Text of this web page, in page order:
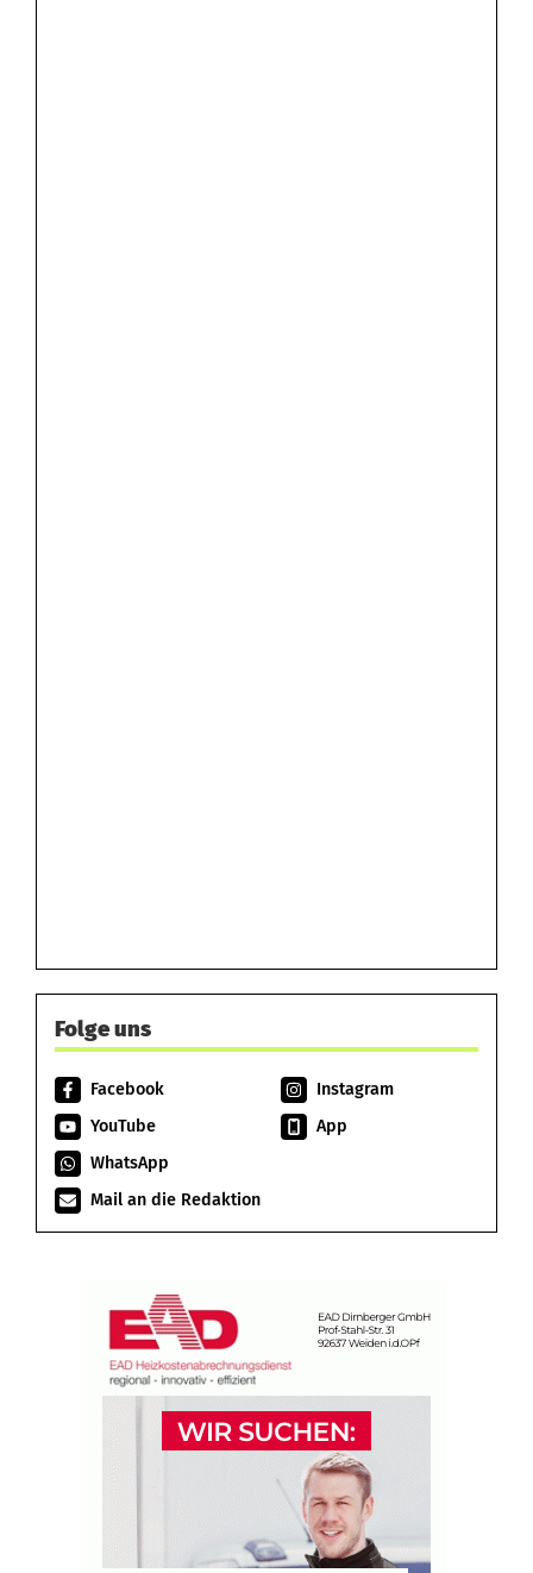
Folge uns
Facebook
Instagram
YouTube
App
WhatsApp
Mail an die Redaktion